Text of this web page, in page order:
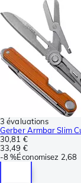
3 évaluations
Gerber Armbar Slim
30,81 €
33,49 €
-8 %Économisez 2,68